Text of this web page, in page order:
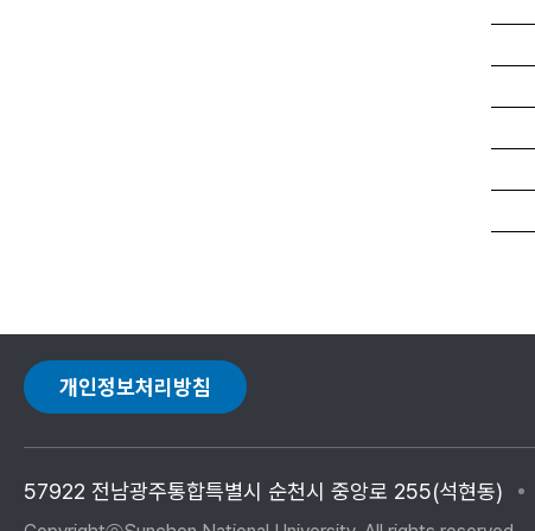
개인정보처리방침
57922 전남광주통합특별시 순천시 중앙로 255(석현동)